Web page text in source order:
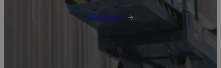
Weiterlesen